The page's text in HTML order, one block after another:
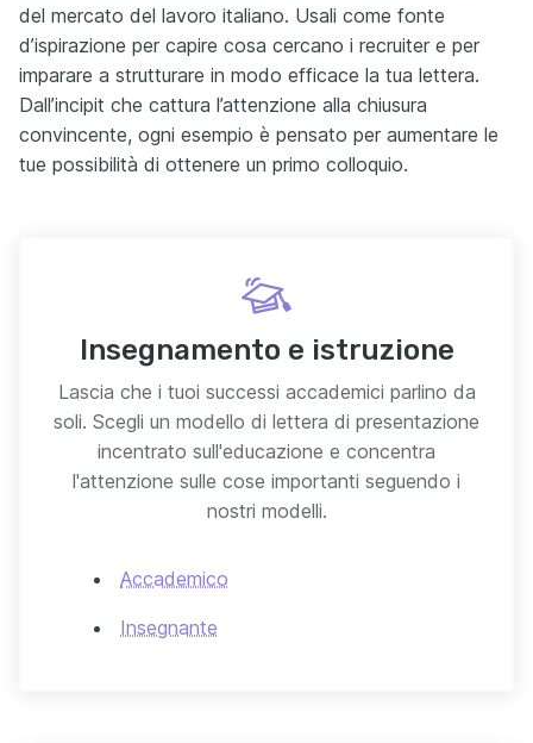
del mercato del lavoro italiano. Usali come fonte
d’ispirazione per capire cosa cercano i recruiter e per
imparare a strutturare in modo efficace la tua lettera.
Dall’incipit che cattura l’attenzione alla chiusura
convincente, ogni esempio è pensato per aumentare le
tue possibilità di ottenere un primo colloquio.
Insegnamento e istruzione
Lascia che i tuoi successi accademici parlino da
soli. Scegli un modello di lettera di presentazione
incentrato sull'educazione e concentra
l'attenzione sulle cose importanti seguendo i
nostri modelli.
Accademico
Insegnante